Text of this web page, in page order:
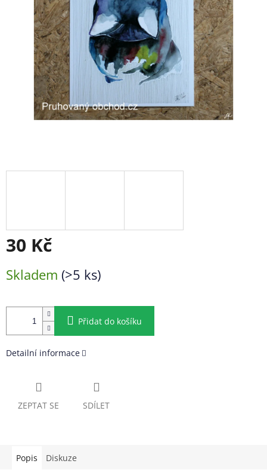
30 Kč
cena:
Skladem (>5 ks)
Přidat do košíku
Detailní informace
ZEPTAT SE SDÍLET
Popis Diskuze